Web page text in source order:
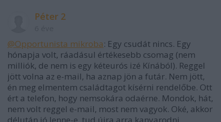
Péter 2
@Opportunista mikroba: Egy csudát nincs. Egy
hónapja volt, ráadásul értékesebb csomag (nem
milliók, de nem is egy kéteurós izé Kínából). Reggel
jött volna az e-mail, ha aznap jön a futár. Nem jött,
én meg elmentem családtagot kísérni rendelőbe. Ott
ért a telefon, hogy nemsokára odaérne. Mondok, hát,
nem volt reggel e-mail, most nem vagyok. Oké, akkor